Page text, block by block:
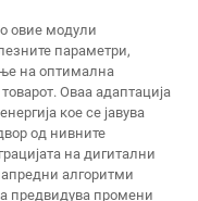
овие модули
параметри,
на оптимална
Оваа адаптација
кое се јавува
од нивните
на дигитални
алгоритми
предвидува промени